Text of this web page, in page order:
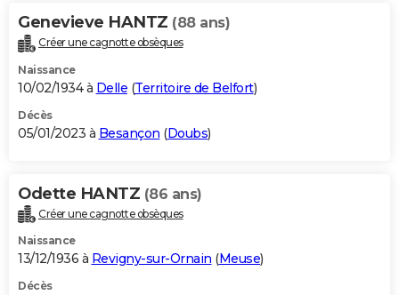
Genevieve HANTZ (88 ans)
Créer une cagnotte obsèques
Naissance
10/02/1934 à Delle (Territoire de Belfort)
Décès
05/01/2023 à Besançon (Doubs)
Odette HANTZ (86 ans)
Créer une cagnotte obsèques
Naissance
13/12/1936 à Revigny-sur-Ornain (Meuse)
Décès